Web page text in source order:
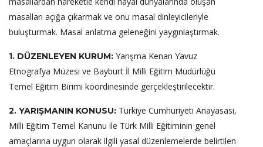
masalları açığa çıkarmak ve onu masal dinleyicileriyle
buluşturmak. Masal anlatma geleneğini yaygınlaştırmak.
1. DÜZENLEYEN KURUM: Yarışma Kenan Yavuz
Etnografya Müzesi ve Bayburt İl Milli Eğitim Müdürlüğü
Temel Eğitim Birimi koordinesinde gerçekleştirilecektir.
2. YARIŞMANIN KONUSU: Türkiye Cumhuriyeti Anayasası,
Milli Eğitim Temel Kanunu ile Türk Milli Eğitiminin genel
amaçlarına uygun olarak ilgili yasal düzenlemelerde belirtilen